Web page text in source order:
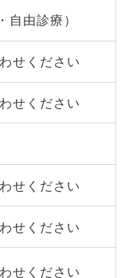
自由診療）
せください
せください
せください
せください
せください